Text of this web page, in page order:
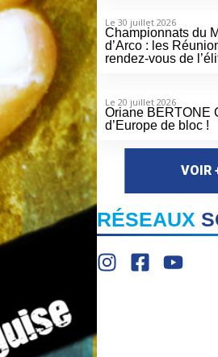
Le 30 juillet 2026
Championnats du
d’Arco : les
rendez-vous de
Le 20 juillet 2026
Oriane BERTONE
d’Europe de bloc !
VOIR
RÉSEAUX